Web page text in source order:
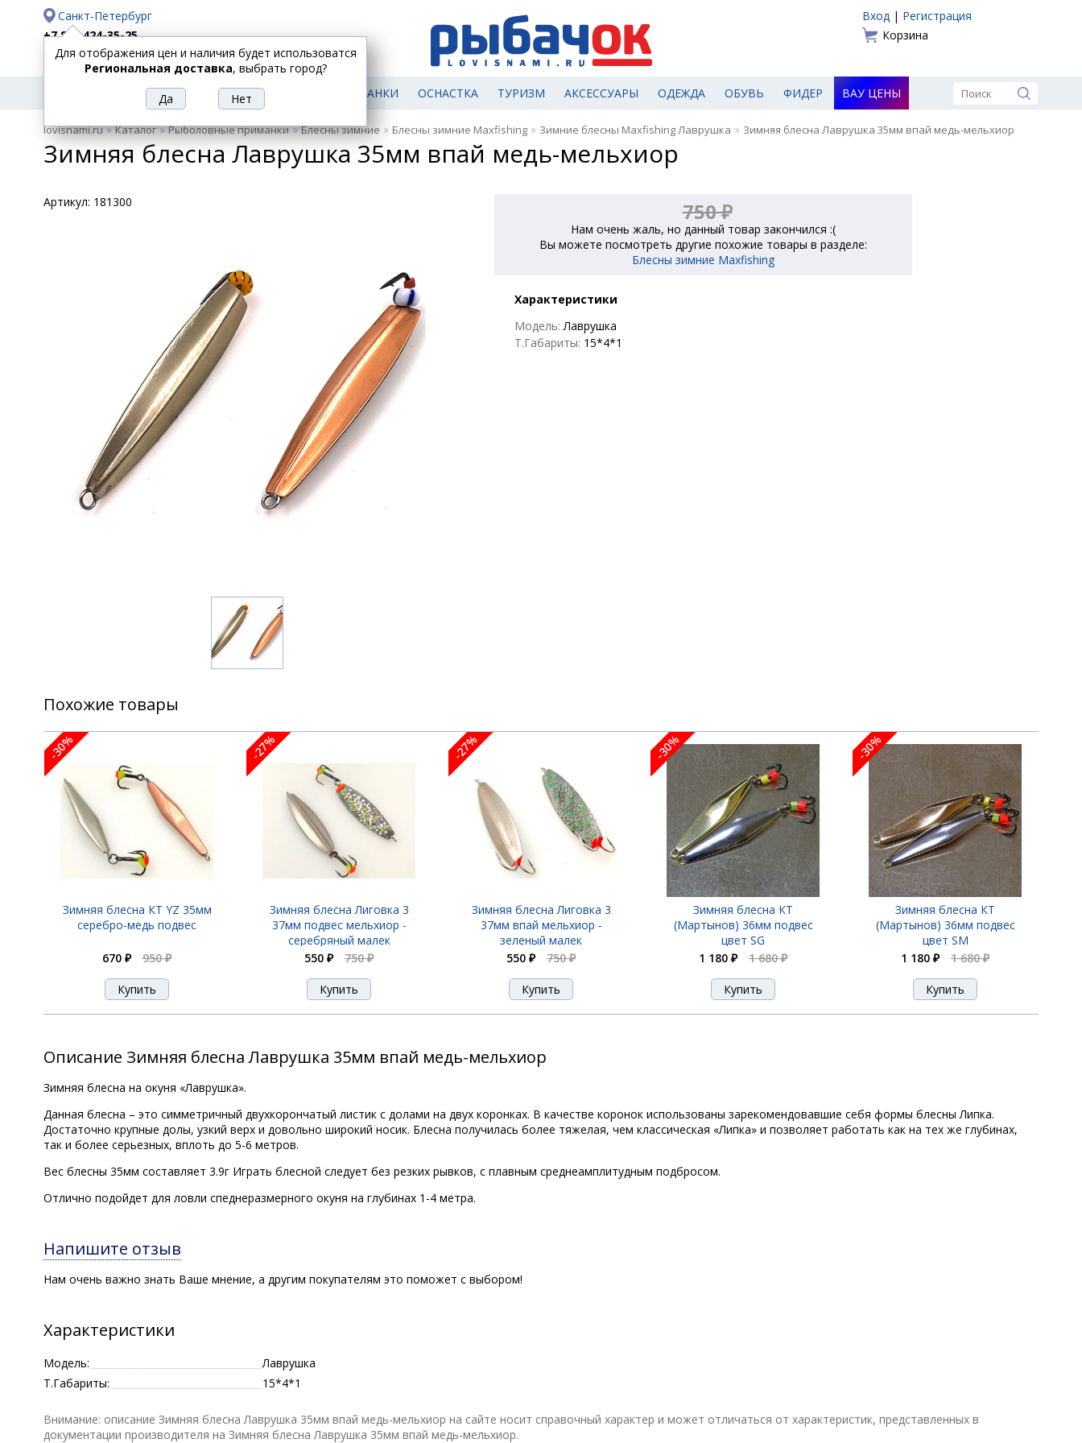
Санкт-Петербург
+7 812 424-35-25
Доставка
Оплата
Вход | Регистрация
Корзина
Для отображения цен и наличия будет использоватся
Региональная доставка, выбрать город?
РЫБОЛОВНЫЕ
ТОВАРЫ
СПИННИНГИ КАТУШКИ ПРИМАНКИ ОСНАСТКА ТУРИЗМ АКСЕССУАРЫ ОДЕЖДА ОБУВЬ ФИДЕР ВАУ ЦЕНЫ
lovisnami.ru»Каталог»Рыболовные приманки»Блесны зимние » Блесны зимние Maxfishing » Зимние блесны Maxfishing Лаврушка » Зимняя блесна Лаврушка 35мм впай медь-мельхиор
Зимняя блесна Лаврушка 35мм впай медь-мельхиор
Артикул: 181300 750 ₽
Нам очень жаль, но данный товар закончился :(
Вы можете посмотреть другие похожие товары в разделе:
Блесны зимние Maxfishing
Характеристики
Модель: Лаврушка
Т.Габариты: 15*4*1
Похожие товары
-30%
Зимняя блесна КТ YZ 35мм
серебро-медь подвес
670 ₽ 950 ₽
-27%
Зимняя блесна Лиговка 3
37мм подвес мельхиор -
серебряный малек
550 ₽
750 ₽
-27%
Зимняя блесна Лиговка 3
37мм впай мельхиор -
зеленый малек
550 ₽
750 ₽
-30%
Зимняя блесна КТ
(Мартынов) 36мм подвес
цвет SG
1 180 ₽
1 680 ₽
-30%
Зимняя блесна КТ
(Мартынов) 36мм подвес
цвет SM
1 180 ₽
1 680 ₽
Описание Зимняя блесна Лаврушка 35мм впай медь-мельхиор
Зимняя блесна на окуня «Лаврушка».
Данная блесна – это симметричный двухкорончатый листик с долами на двух коронках. В качестве коронок использованы зарекомендовавшие себя формы блесны Липка.
Достаточно крупные долы, узкий верх и довольно широкий носик. Блесна получилась более тяжелая, чем классическая «Липка» и позволяет работать как на тех же глубинах,
так и более серьезных, вплоть до 5-6 метров.
Вес блесны 35мм составляет 3.9г Играть блесной следует без резких рывков, с плавным среднеамплитудным подбросом.
Отлично подойдет для ловли спеднеразмерного окуня на глубинах 1-4 метра.
Напишите отзыв
Нам очень важно знать Ваше мнение, а другим покупателям это поможет с выбором!
Характеристики
Модель:
Лаврушка
Т.Габариты:
15*4*1
Внимание: описание Зимняя блесна Лаврушка 35мм впай медь-мельхиор на сайте носит справочный характер и может отличаться от характеристик, представленных в
документации производителя на Зимняя блесна Лаврушка 35мм впай медь-мельхиор.